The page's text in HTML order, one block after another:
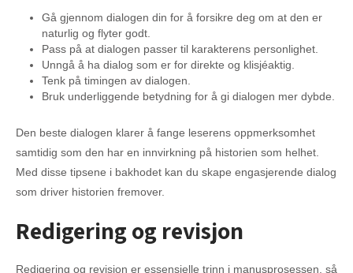
Gå gjennom dialogen din for å forsikre deg om at den er
naturlig og flyter godt.
Pass på at dialogen passer til karakterens personlighet.
Unngå å ha dialog som er for direkte og klisjéaktig.
Tenk på timingen av dialogen.
Bruk underliggende betydning for å gi dialogen mer dybde.
Den beste dialogen klarer å fange leserens oppmerksomhet
samtidig som den har en innvirkning på historien som helhet.
Med disse tipsene i bakhodet kan du skape engasjerende dialog
som driver historien fremover.
Redigering og revisjon
Redigering og revisjon er essensielle trinn i manusprosessen, så